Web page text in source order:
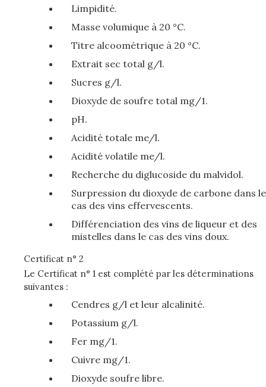
Limpidité.
Masse volumique à 20 °C.
Titre alcoométrique à 20 °C.
Extrait sec total g/l.
Sucres g/l.
Dioxyde de soufre total mg/1.
pH.
Acidité totale me/l.
Acidité volatile me/l.
Recherche du diglucoside du malvidol.
Surpression du dioxyde de carbone dans le
cas des vins effervescents.
Différenciation des vins de liqueur et des
mistelles dans le cas des vins doux.
Certificat n° 2
Le Certificat n° 1 est complété par les déterminations
suivantes :
Cendres g/l et leur alcalinité.
Potassium g/l.
Fer mg/1.
Cuivre mg/1.
Dioxyde soufre libre.